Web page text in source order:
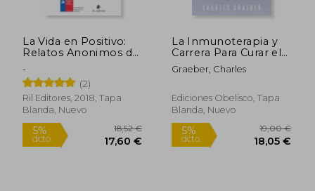
5%
dcto. 25,49 €
La Vida en Positivo:
Relatos Anonimos de
con vih (Ebook)
-
(2)
Ril Editores, 2018, Tapa
Blanda, Nuevo
La Inmunoterapia y
Carrera Para Curar el
Cancer
Graeber, Charles
Ediciones Obelisco, Tapa
Blanda, Nuevo